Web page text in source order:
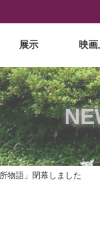
展示 映画
物語」閉幕しました